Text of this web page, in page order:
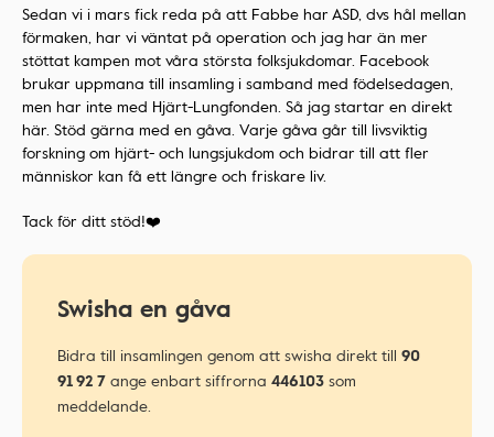
Sedan vi i mars fick reda på att Fabbe har ASD, dvs hål mellan
förmaken, har vi väntat på operation och jag har än mer
stöttat kampen mot våra största folksjukdomar. Facebook
brukar uppmana till insamling i samband med födelsedagen,
men har inte med Hjärt-Lungfonden. Så jag startar en direkt
här. Stöd gärna med en gåva. Varje gåva går till livsviktig
forskning om hjärt- och lungsjukdom och bidrar till att fler
människor kan få ett längre och friskare liv.
Tack för ditt stöd!❤️
Swisha en gåva
Bidra till insamlingen genom att swisha direkt till 90
91 92 7 ange enbart siffrorna 446103 som
meddelande.